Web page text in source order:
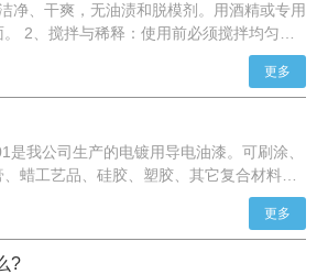
净、干爽，无油渍和脱模剂。用酒精或专用
匀，
用无须稀释，如须稀释可用开油水稀释至施
2份，稀释剂1份（即2：1）。 3、喷
物距离100 – 200mm
更多
是我公司生产的电镀用导电油漆。可刷涂、
蜡工艺品、硅胶、塑胶、其它复合材料为
干或烘干，干燥固化后漆层性能稳定表面细
漆膜边缘整齐不毛边。电镀后产品表面镀
的电镀前处理。生产效率高，节约成本。
更多
?